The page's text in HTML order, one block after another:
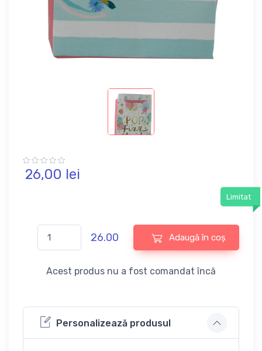
26,00 lei
Limitat
26.00 Adaugă în coș
Acest produs nu a fost comandat încă
Personalizează produsul